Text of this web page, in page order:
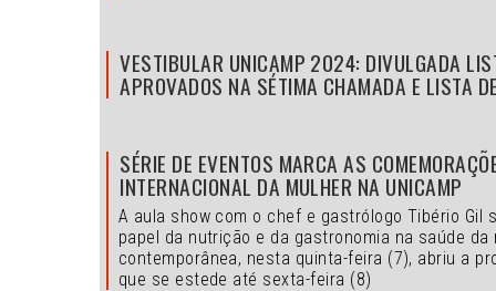
VESTIBULAR UNICAMP 2024: DIVULGADA
APROVADOS NA SÉTIMA CHAMADA E LISTA
SÉRIE DE EVENTOS MARCA AS
INTERNACIONAL DA MULHER NA UNICAMP
A aula show com o chef e gastrólogo Tibério Gil
papel da nutrição e da gastronomia na saúde da
contemporânea, nesta quinta-feira (7), abriu a
que se estede até sexta-feira (8)